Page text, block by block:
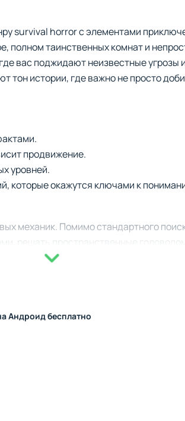
survival horror с элементами
полном таинственных комнат и
вас поджидают неизвестные
истории, где важно не просто
продвижение.
уровней.
которые окажутся ключами к
механик. Помимо стандартного
Кроме того, игра потребует
Андроид бесплатно